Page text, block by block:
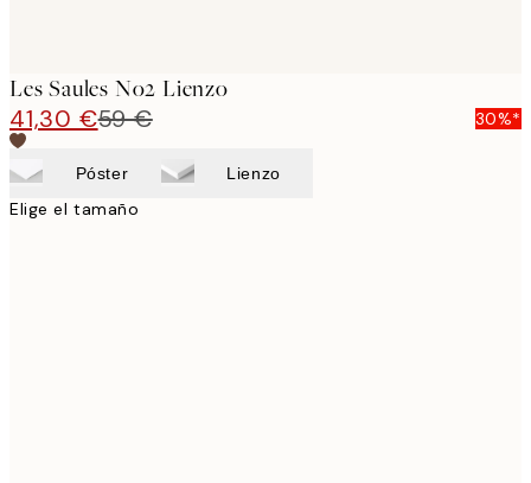
Les Saules No2 Lienzo
41,30 €59 € 30%*
Póster Lienzo
Elige el tamaño